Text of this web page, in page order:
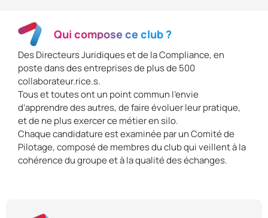
Qui compose ce club ?
Des Directeurs Juridiques et de la Compliance, en
poste dans des entreprises de plus de 500
collaborateur.rice.s.
Tous et toutes ont un point commun l’envie
d’apprendre des autres, de faire évoluer leur pratique,
et de ne plus exercer ce métier en silo.
Chaque candidature est examinée par un Comité de
Pilotage, composé de membres du club qui veillent à la
cohérence du groupe et à la qualité des échanges.